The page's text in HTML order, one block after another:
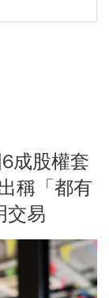
成股權套
稱「都有
交易